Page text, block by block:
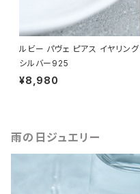
ルビー パヴェ ピアス イヤリング
シルバー925
¥8,980
雨の日ジュエリー